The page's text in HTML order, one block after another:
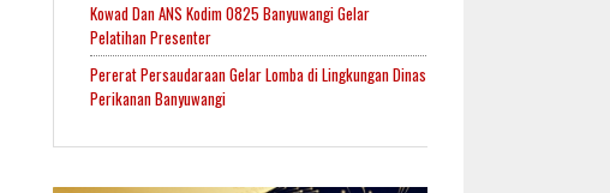
Kowad Dan ANS Kodim 0825 Banyuwangi Gelar
Pelatihan Presenter
Pererat Persaudaraan Gelar Lomba di Lingkungan Dinas
Perikanan Banyuwangi